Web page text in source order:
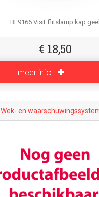
BE9166 Visit flitslamp kap geel
€ 18,50
meer info
Wek- en